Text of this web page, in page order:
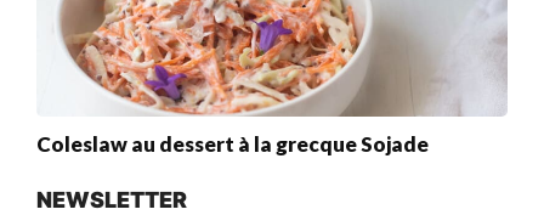
Coleslaw au dessert à la grecque Sojade
NEWSLETTER